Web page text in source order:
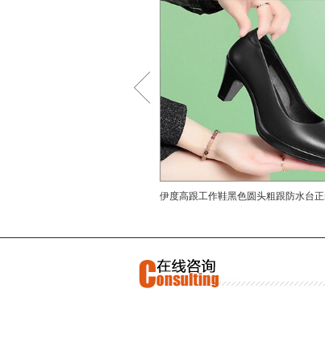
伊度高跟工作鞋黑色圆头粗跟防水台